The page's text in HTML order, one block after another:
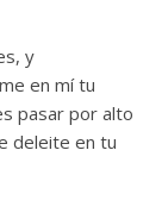
y
en mí tu
pasar por alto
deleite en tu